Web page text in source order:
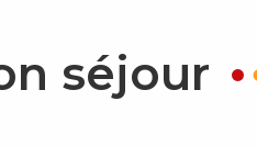
séjour